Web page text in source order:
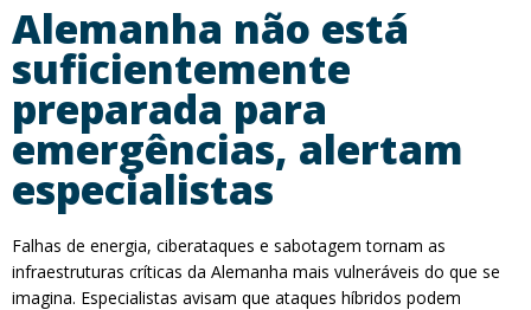
Alemanha não está
suficientemente
preparada para
emergências, alertam
especialistas
Falhas de energia, ciberataques e sabotagem tornam as
infraestruturas críticas da Alemanha mais vulneráveis do que se
imagina. Especialistas avisam que ataques híbridos podem